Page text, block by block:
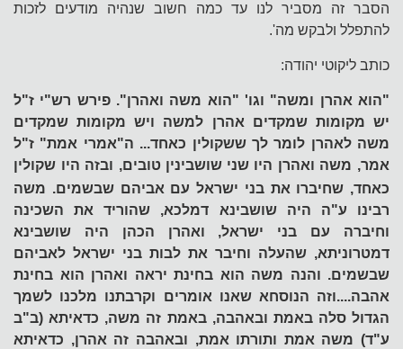
הסבר זה מסביר לנו עד כמה חשוב שנהיה מודעים לזכות
להתפלל ולבקש מה'.
כותב ליקוטי יהודה:
"הוא אהרן ומשה" וגו' "הוא משה ואהרן". פירש רש"י ז"ל
יש מקומות שמקדים אהרן למשה ויש מקומות שמקדים
משה לאהרן לומר לך ששקולין כאחד... ה"אמרי אמת" ז"ל
אמר, משה ואהרן היו שני שושבינין טובים, ובזה היו שקולין
כאחד, שחיברו את בני ישראל עם אביהם שבשמים. משה
רבינו ע"ה היה שושבינא דמלכא, שהוריד את השכינה
וחיברה עם בני ישראל, ואהרן הכהן היה שושבינא
דמטרוניתא, שהעלה וחיבר את לבות בני ישראל לאביהם
שבשמים. והנה משה הוא בחינת יראה ואהרן הוא בחינת
אהבה....וזה הנוסחא שאנו אומרים וקרבתנו מלכנו לשמך
הגדול סלה באמת ובאהבה, באמת זה משה, כדאיתא (ב"ב
ע"ד) משה אמת ותורתו אמת, ובאהבה זה אהרן, כדאיתא